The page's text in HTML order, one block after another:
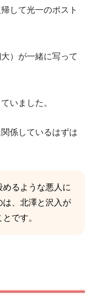
して光一のポスト
）が一緒に写って
いました。
係しているはずは
るような悪人に
は、北澤と沢入が
です。